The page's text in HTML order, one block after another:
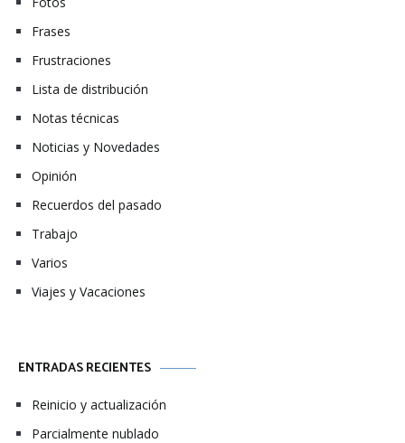
Frases
Frustraciones
Lista de distribución
Notas técnicas
Noticias y Novedades
Opinión
Recuerdos del pasado
Trabajo
Varios
Viajes y Vacaciones
ENTRADAS RECIENTES
Reinicio y actualización
Parcialmente nublado